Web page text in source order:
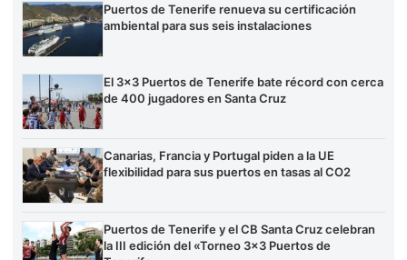
Puertos de Tenerife renueva su certificación
ambiental para sus seis instalaciones
El 3×3 Puertos de Tenerife bate récord con cerca
de 400 jugadores en Santa Cruz
Canarias, Francia y Portugal piden a la UE
flexibilidad para sus puertos en tasas al CO2
Puertos de Tenerife y el CB Santa Cruz celebran
la III edición del «Torneo 3×3 Puertos de